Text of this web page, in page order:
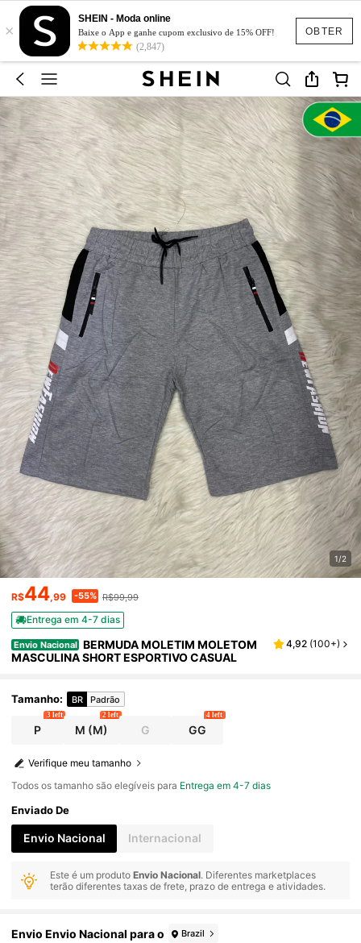
OBTER
×
SHEIN - Moda online
Baixe o App e ganhe cupom exclusivo de 15% OFF!
(2,847)
1/2
R$44,99 -55% R$99,99
Entrega em 4-7 dias
Envio Nacional BERMUDA MOLETIM MOLETOM
MASCULINA SHORT ESPORTIVO CASUAL
4,92 (100+)
Tamanho: BR Padrão
P
3 left
M (M)
2 left
G GG
4 left
Verifique meu tamanho
Todos os tamanho são elegíveis para Entrega em 4-7 dias
Enviado De
Envio Nacional Internacional
Este é um produtoEnvio Nacional. Diferentes marketplaces
terão diferentes taxas de frete, prazo de entrega e atividades.
Envio Envio Nacional para o Brazil